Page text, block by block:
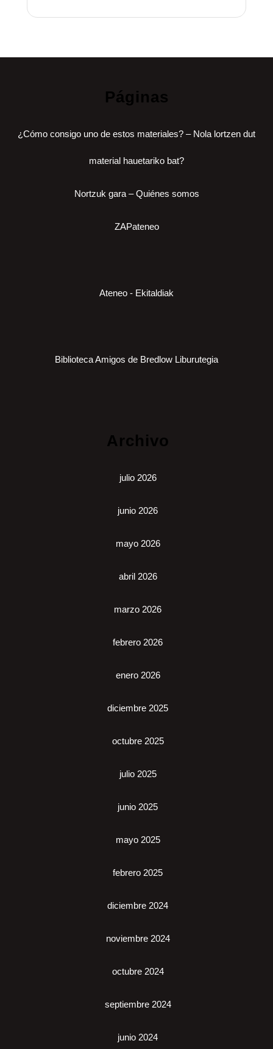
Páginas
¿Cómo consigo uno de estos materiales? – Nola lortzen dut
material hauetariko bat?
Nortzuk gara – Quiénes somos
ZAPateneo
Ateneo - Ekitaldiak
Biblioteca Amigos de Bredlow Liburutegia
Archivo
julio 2026
junio 2026
mayo 2026
abril 2026
marzo 2026
febrero 2026
enero 2026
diciembre 2025
octubre 2025
julio 2025
junio 2025
mayo 2025
febrero 2025
diciembre 2024
noviembre 2024
octubre 2024
septiembre 2024
junio 2024